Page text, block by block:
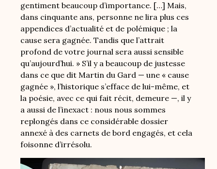
gentiment beaucoup d’importance. […] Mais,
dans cinquante ans, personne ne lira plus ces
appendices d’actualité et de polémique ; la
cause sera gagnée. Tandis que l’attrait
profond de votre journal sera aussi sensible
qu’aujourd’hui. » S’il y a beaucoup de justesse
dans ce que dit Martin du Gard — une « cause
gagnée », l’historique s’efface de lui-même, et
la poésie, avec ce qui fait récit, demeure —, il y
a aussi de l’inexact : nous nous sommes
replongés dans ce considérable dossier
annexé à des carnets de bord engagés, et cela
foisonne d’irrésolu.
Image